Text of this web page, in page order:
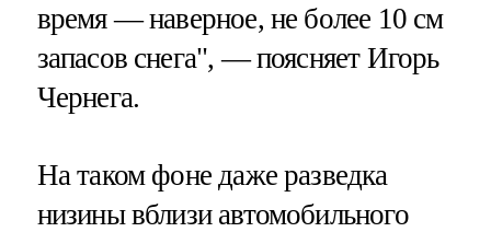
время — наверное, не более 10 см
запасов снега", — поясняет Игорь
Чернега.
На таком фоне даже разведка
низины вблизи автомобильного